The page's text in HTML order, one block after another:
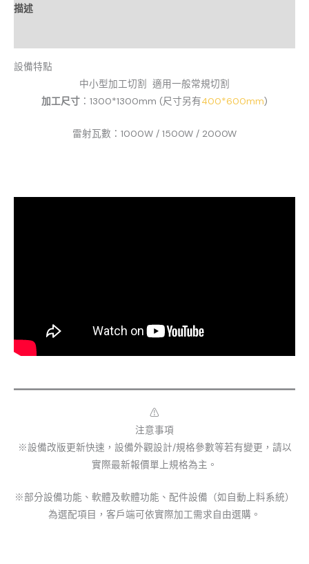
描述
設備特點
中小型加工切割 適用一般常規切割
加工尺寸 ：1300*1300mm (尺寸另有400*600mm)
雷射瓦數：1000W / 1500W / 2000W
⚠︎
注意事項
※設備改版更新快速，設備外觀設計/規格參數等若有變更，請以
實際最新報價單上規格為主。
※部分設備功能、軟體及軟體功能、配件設備（如自動上料系統）
為選配項目，客戶端可依實際加工需求自由選購。